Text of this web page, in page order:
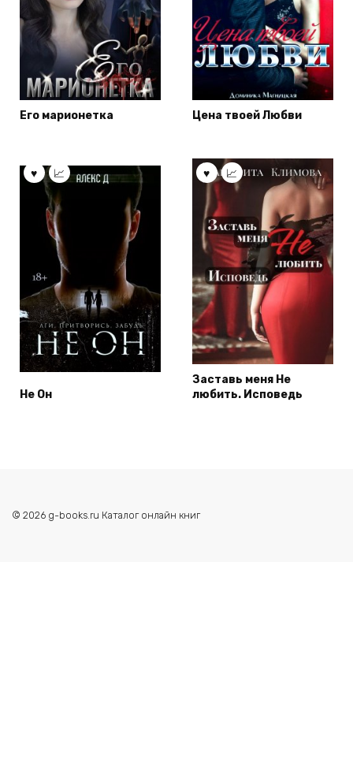
Его марионетка Цена твоей Любви
Не Он
Заставь меня Не
любить. Исповедь
© 2026 g-books.ru Каталог онлайн книг